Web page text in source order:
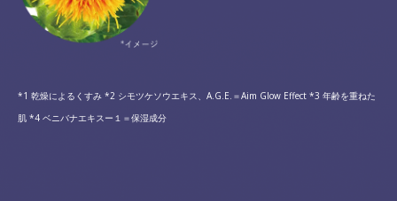
*1 乾燥によるくすみ *2 シモツケソウエキス、A.G.E.＝Aim Glow Effect *3 年齢を重ねた
肌 *4 ベニバナエキスー１＝保湿成分